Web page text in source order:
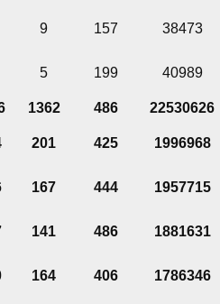
9 157 38473
5 199 40989
1362 486
22530626
201 425 1996968
167 444 1957715
141 486 1881631
164 406 1786346